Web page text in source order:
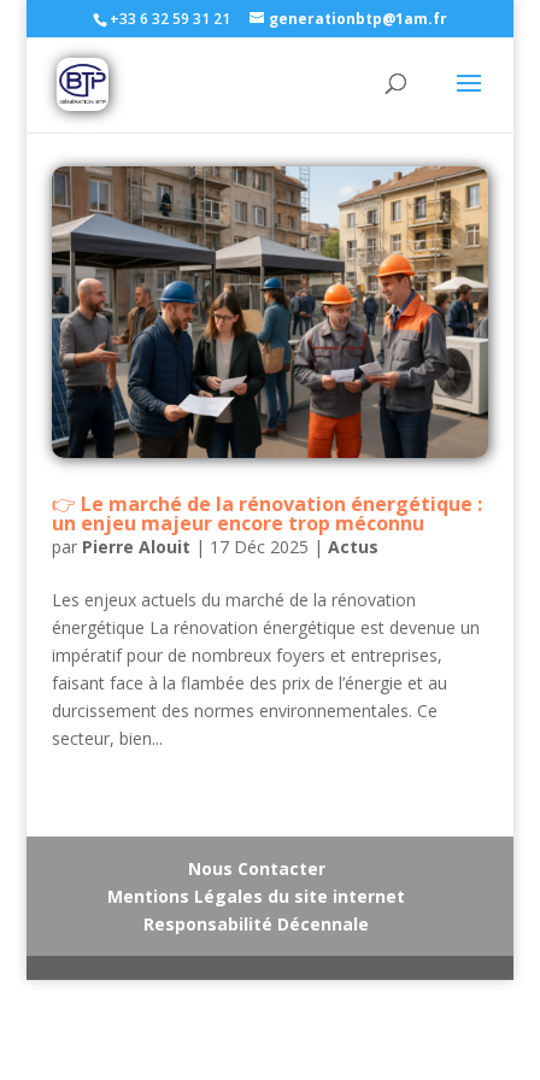
+33 6 32 59 31 21 generationbtp@1am.fr
Le marché de la rénovation énergétique :
un enjeu majeur encore trop méconnu
par Pierre Alouit | 17 Déc 2025 | Actus
Les enjeux actuels du marché de la rénovation
énergétique La rénovation énergétique est devenue un
impératif pour de nombreux foyers et entreprises,
faisant face à la flambée des prix de l’énergie et au
durcissement des normes environnementales. Ce
secteur, bien...
Nous Contacter
Mentions Légales du site internet
Responsabilité Décennale